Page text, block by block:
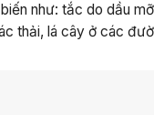
như: tắc do dầu
thải, lá cây ở các